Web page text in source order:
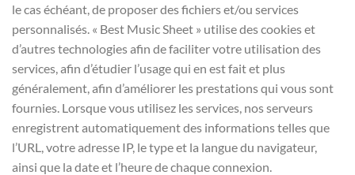
le cas échéant, de proposer des fichiers et/ou services
personnalisés. « Best Music Sheet » utilise des cookies et
d’autres technologies afin de faciliter votre utilisation des
services, afin d’étudier l’usage qui en est fait et plus
généralement, afin d’améliorer les prestations qui vous sont
fournies. Lorsque vous utilisez les services, nos serveurs
enregistrent automatiquement des informations telles que
l’URL, votre adresse IP, le type et la langue du navigateur,
ainsi que la date et l’heure de chaque connexion.